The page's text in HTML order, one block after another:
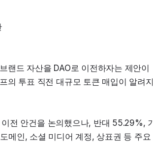
랜드 자산을 DAO로 이전하자는 제안이
의 투표 직전 대규모 토큰 매입이 알려지
전 안건을 논의했으나, 반대 55.29%,
메인, 소셜 미디어 계정, 상표권 등 주요